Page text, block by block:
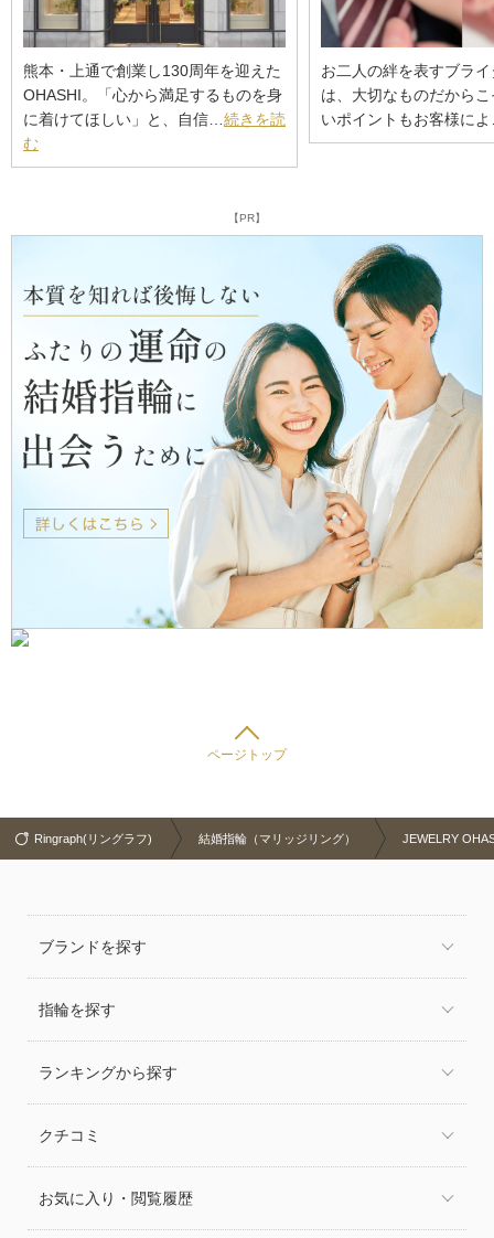
熊本・上通で創業し130周年を迎えた
OHASHI。「心から満足するものを身
に着けてほしい」と、自信… 続きを読
む
お二人の絆を表すブラ
は、大切なものだから
いポイントもお客様に
【PR】
ページトップ
Ringraph(リングラフ) 結婚指輪（マリッジリング） JEWELRY
ブランドを探す
指輪を探す
ランキングから探す
クチコミ
お気に入り・閲覧履歴